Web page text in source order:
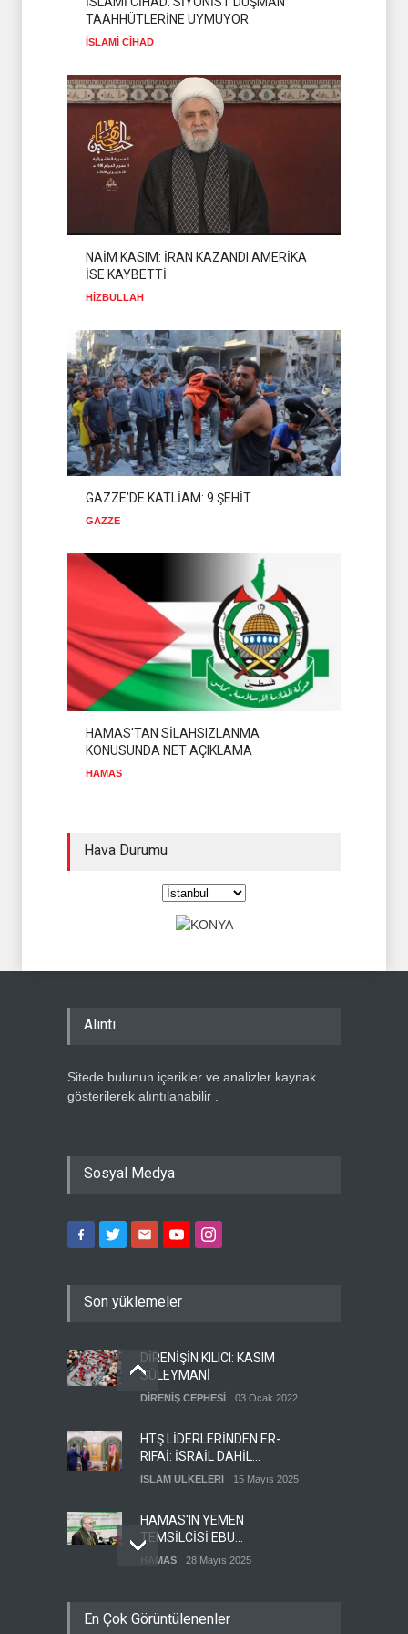
SALDIRILARI KINADI
PEZEŞKİYAN'DAN HALİL EL
HAYYE'YE TEBRİK
TELEFONU
HAMAS 05 Ağustos 2026
TAAHHÜTLERİNE UYMUYOR
İSLAMİ CİHAD
NAİM KASIM: İRAN KAZANDI AMERİKA
İSE KAYBETTİ
HİZBULLAH
GAZZE’DE KATLİAM: 9 ŞEHİT
GAZZE
HAMAS'TAN SİLAHSIZLANMA
KONUSUNDA NET AÇIKLAMA
HAMAS
Hava Durumu
Alıntı
Sitede bulunun içerikler ve analizler kaynak
gösterilerek alıntılanabilir .
Sosyal Medya
Son yüklemeler
DİRENİŞİN KILICI: KASIM
SÜLEYMANİ
DİRENİŞ CEPHESİ 03 Ocak 2022
HTŞ LİDERLERİNDEN ER-
RIFAİ: İSRAİL DAHİL
HERKESLE BARIŞ
İSLAM ÜLKELERİ 15 Mayıs 2025
HAMAS'IN YEMEN
TEMSİLCİSİ EBU
ŞEMALE'DEN ÖNEMLİ
HAMAS 28 Mayıs 2025
YEDEK ASKERLERİ GÖREVE
En Çok Görüntülenenler